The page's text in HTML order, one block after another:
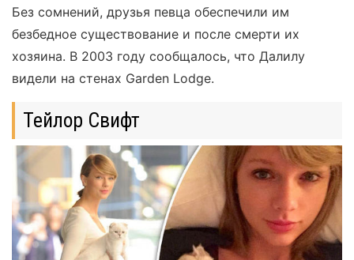
Без сомнений, друзья певца обеспечили им
безбедное существование и после смерти их
хозяина. В 2003 году сообщалось, что Далилу
видели на стенах Garden Lodge.
Тейлор Свифт